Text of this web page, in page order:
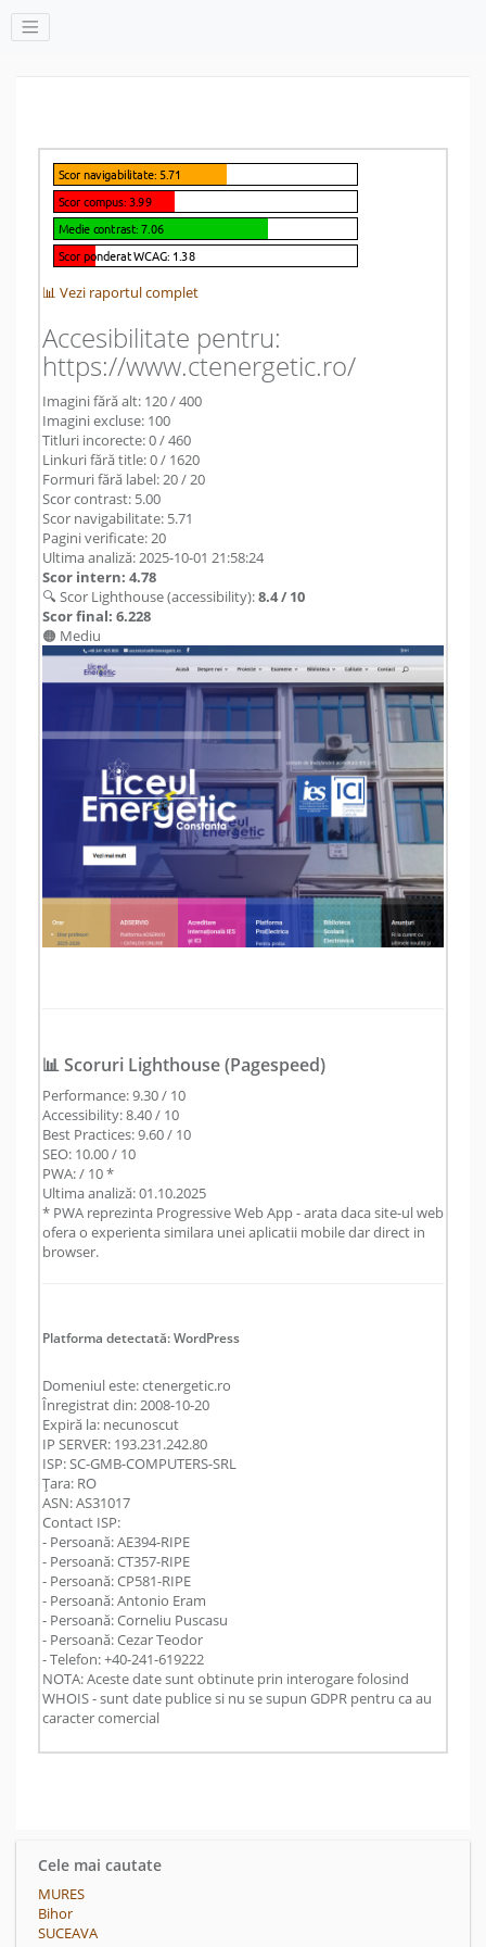
📊 Vezi raportul complet
Accesibilitate pentru:
https://www.ctenergetic.ro/
Imagini fără alt: 120 / 400
Imagini excluse: 100
Titluri incorecte: 0 / 460
Linkuri fără title: 0 / 1620
Formuri fără label: 20 / 20
Scor contrast: 5.00
Scor navigabilitate: 5.71
Pagini verificate: 20
Ultima analiză: 2025-10-01 21:58:24
Scor intern: 4.78
🔍 Scor Lighthouse (accessibility):8.4 / 10
Scor final: 6.228
🟠 Mediu
📊 Scoruri Lighthouse (Pagespeed)
Performance: 9.30 / 10
Accessibility: 8.40 / 10
Best Practices: 9.60 / 10
SEO: 10.00 / 10
PWA: / 10 *
Ultima analiză: 01.10.2025
* PWA reprezinta Progressive Web App - arata daca site-ul web
ofera o experienta similara unei aplicatii mobile dar direct in
browser.
Platforma detectată: WordPress
Domeniul este: ctenergetic.ro
Înregistrat din: 2008-10-20
Expiră la: necunoscut
IP SERVER: 193.231.242.80
ISP: SC-GMB-COMPUTERS-SRL
Țara: RO
ASN: AS31017
Contact ISP:
- Persoană: AE394-RIPE
- Persoană: CT357-RIPE
- Persoană: CP581-RIPE
- Persoană: Antonio Eram
- Persoană: Corneliu Puscasu
- Persoană: Cezar Teodor
- Telefon: +40-241-619222
NOTA: Aceste date sunt obtinute prin interogare folosind
WHOIS - sunt date publice si nu se supun GDPR pentru ca au
caracter comercial
Cele mai cautate
MURES
Bihor
SUCEAVA